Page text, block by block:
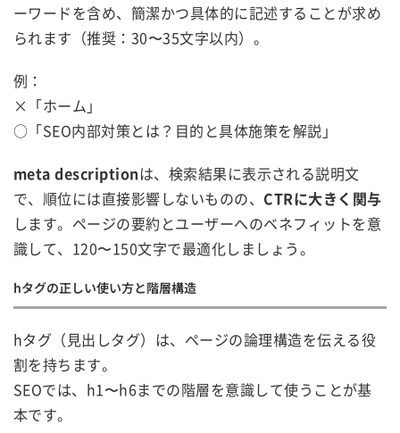
ーワードを含め、簡潔かつ具体的に記述することが求め
られます（推奨：30〜35文字以内）。
例：
×「ホーム」
○「SEO内部対策とは？目的と具体施策を解説」
meta descriptionは、検索結果に表示される説明文
で、順位には直接影響しないものの、 CTRに大きく関与
します。ページの要約とユーザーへのベネフィットを意
識して、120〜150文字で最適化しましょう。
hタグの正しい使い方と階層構造
hタグ（見出しタグ）は、ページの論理構造を伝える役
割を持ちます。
SEOでは、h1〜h6までの階層を意識して使うことが基
本です。